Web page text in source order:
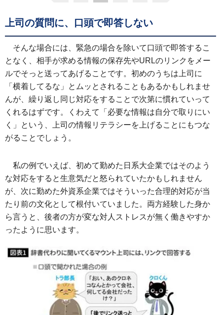
上司の質問に、口頭で即答しない
そんな場合には、緊急の場合を除いて口頭で即答するこ
となく、相手が求める情報の保存先やURLのリンクをメー
ルでそっと送ってあげることです。初めのうちは上司に
「横着してるな」とムッとされることもあるかもしれませ
んが、繰り返し同じ対応をすることで次第に慣れていって
くれるはずです。くわえて「必要な情報は自分で取りにい
く」という、上司の情報リテラシーを上げることにもつな
がることでしょう。
私の例でいえば、初めて勤めた日系大企業ではそのよう
な対応をすると生意気だと怒られていたかもしれません
が、次に勤めた外資系企業ではそういった合理的対応が当
たり前の文化として根付いていました。両方経験した身か
ら言うと、後者の方が変な対人ストレスが無く働きやすか
ったように思います。